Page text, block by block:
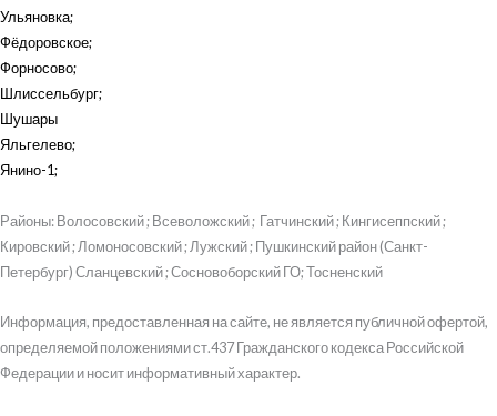
Ульяновка;
Фёдоровское;
Форносово;
Шлиссельбург;
Шушары
Яльгелево;
Янино-1;
Районы: Волосовский ; Всеволожский ; Гатчинский ; Кингисеппский ;
Кировский ; Ломоносовский ; Лужский ; Пушкинский район (Санкт-
Петербург) Сланцевский ; Сосновоборский ГО; Тосненский
Информация, предоставленная на сайте, не является публичной офертой,
определяемой положениями ст.437 Гражданского кодекса Российской
Федерации и носит информативный характер.